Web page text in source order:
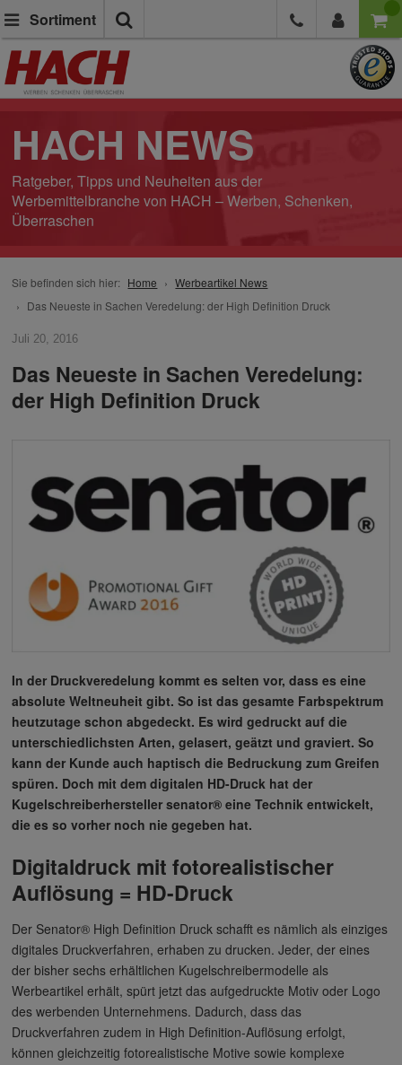
Sortiment
HACH NEWS
Ratgeber, Tipps und Neuheiten aus der
Werbemittelbranche von HACH – Werben, Schenken,
Überraschen
Sie befinden sich hier: Home
Werbeartikel News
Das Neueste in Sachen Veredelung: der High Definition Druck
Juli 20, 2016
Das Neueste in Sachen Veredelung:
der High Definition Druck
In der Druckveredelung kommt es selten vor, dass es eine
absolute Weltneuheit gibt. So ist das gesamte Farbspektrum
heutzutage schon abgedeckt. Es wird gedruckt auf die
unterschiedlichsten Arten, gelasert, geätzt und graviert. So
kann der Kunde auch haptisch die Bedruckung zum Greifen
spüren. Doch mit dem digitalen HD-Druck hat der
Kugelschreiberhersteller senator® eine Technik entwickelt,
die es so vorher noch nie gegeben hat.
Digitaldruck mit fotorealistischer
Auflösung = HD-Druck
Der Senator® High Definition Druck schafft es nämlich als einziges
digitales Druckverfahren, erhaben zu drucken. Jeder, der eines
der bisher sechs erhältlichen Kugelschreibermodelle als
Werbeartikel erhält, spürt jetzt das aufgedruckte Motiv oder Logo
des werbenden Unternehmens. Dadurch, dass das
Druckverfahren zudem in High Definition-Auflösung erfolgt,
können gleichzeitig fotorealistische Motive sowie komplexe